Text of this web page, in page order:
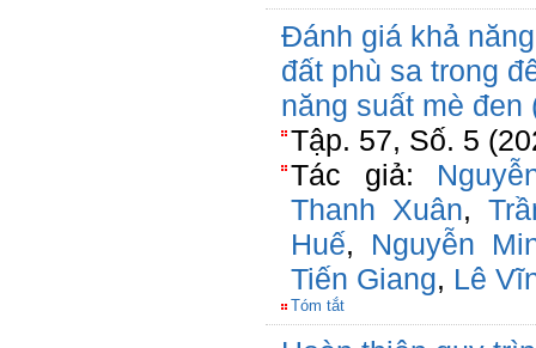
Đánh giá khả
đất phù sa trong
năng suất mè đen
Tập. 57, Số. 5
Tác giả:
Thanh Xuân,
Huế, Nguyễn
Tiến Giang, Lê
Tóm tắt